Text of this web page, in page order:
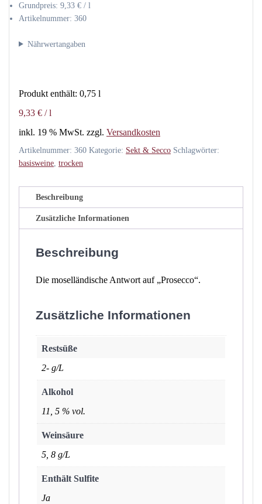
Grundpreis: 9,33 € / l
Artikelnummer: 360
Nährwertangaben
Produkt enthält: 0,75 l
9,33 € /l
inkl. 19 % MwSt. zzgl. Versandkosten
Artikelnummer: 360 Kategorie: Sekt & Secco Schlagwörter:
basisweine trocken
Beschreibung
Zusätzliche Informationen
Beschreibung
Die moselländische Antwort auf „Prosecco“.
Zusätzliche Informationen
Restsüße
2- g/L
Alkohol
11, 5 % vol.
Weinsäure
5, 8 g/L
Enthält Sulfite
Ja